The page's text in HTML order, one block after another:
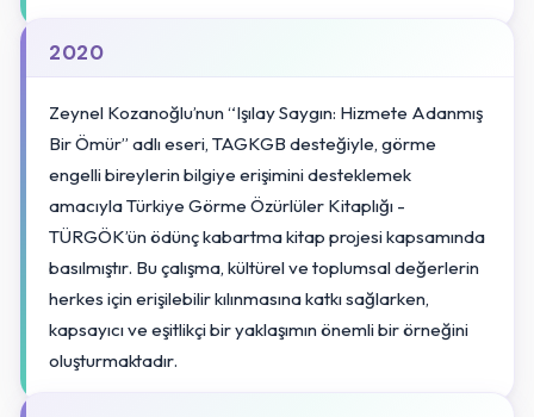
2020
Zeynel Kozanoğlu’nun “Işılay Saygın: Hizmete Adanmış
Bir Ömür” adlı eseri, TAGKGB desteğiyle, görme
engelli bireylerin bilgiye erişimini desteklemek
amacıyla Türkiye Görme Özürlüler Kitaplığı -
TÜRGÖK’ün ödünç kabartma kitap projesi kapsamında
basılmıştır. Bu çalışma, kültürel ve toplumsal değerlerin
herkes için erişilebilir kılınmasına katkı sağlarken,
kapsayıcı ve eşitlikçi bir yaklaşımın önemli bir örneğini
oluşturmaktadır.